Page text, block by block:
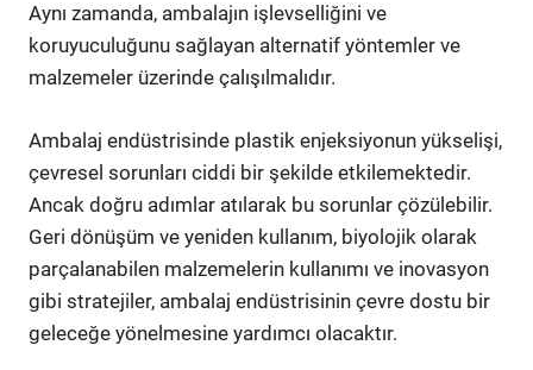
Aynı zamanda, ambalajın işlevselliğini ve
koruyuculuğunu sağlayan alternatif yöntemler ve
malzemeler üzerinde çalışılmalıdır.
Ambalaj endüstrisinde plastik enjeksiyonun yükselişi,
çevresel sorunları ciddi bir şekilde etkilemektedir.
Ancak doğru adımlar atılarak bu sorunlar çözülebilir.
Geri dönüşüm ve yeniden kullanım, biyolojik olarak
parçalanabilen malzemelerin kullanımı ve inovasyon
gibi stratejiler, ambalaj endüstrisinin çevre dostu bir
geleceğe yönelmesine yardımcı olacaktır.